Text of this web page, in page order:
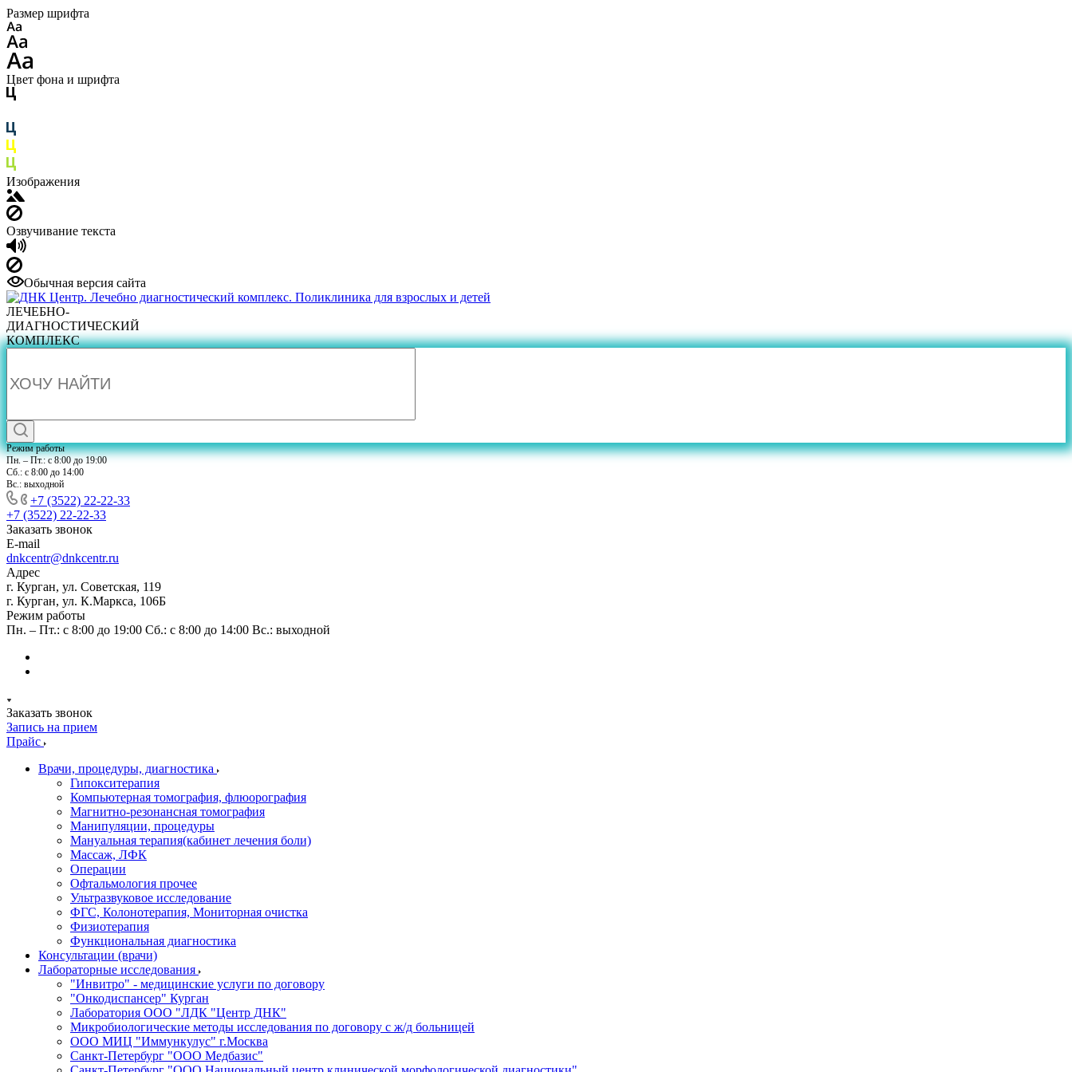
Размер шрифта
Цвет фона и шрифта
Изображения
Озвучивание текста
Обычная версия сайта
ЛЕЧЕБНО-
ДИАГНОСТИЧЕСКИЙ
КОМПЛЕКС
Режим работы
Пн. – Пт.: с 8:00 до 19:00
Сб.: с 8:00 до 14:00
Вс.: выходной
+7 (3522) 22-22-33
+7 (3522) 22-22-33
Заказать звонок
E-mail
dnkcentr@dnkcentr.ru
Адрес
г. Курган, ул. Советская, 119
г. Курган, ул. К.Маркса, 106Б
Режим работы
Пн. – Пт.: с 8:00 до 19:00 Сб.: с 8:00 до 14:00 Вс.: выходной
Заказать звонок
Запись на прием
Прайс
Врачи, процедуры, диагностика
Гипокситерапия
Компьютерная томография, флюорография
Магнитно-резонансная томография
Манипуляции, процедуры
Мануальная терапия(кабинет лечения боли)
Массаж, ЛФК
Операции
Офтальмология прочее
Ультразвуковое исследование
ФГС, Колонотерапия, Мониторная очистка
Физиотерапия
Функциональная диагностика
Консультации (врачи)
Лабораторные исследования
"Инвитро" - медицинские услуги по договору
"Онкодиспансер" Курган
Лаборатория ООО "ЛДК "Центр ДНК"
Микробиологические методы исследования по договору с ж/д больницей
ООО МИЦ "Иммункулус" г.Москва
Санкт-Петербург "ООО Медбазис"